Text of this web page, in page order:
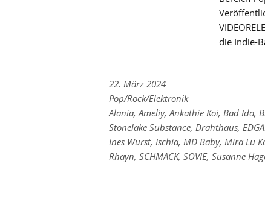
die Indie-
22. März 2024
Links
zu
den
Kategorien
Pop/Rock/Elektronik
Links
zu
den
Tags
Alania,Ameliy,Ankathie Koi, Bad Ida,
Stonelake Substance, Drahthaus,
Ines Wurst, Ischia, MD Baby, Mira Lu
Rhayn, SCHMACK, SOVIE, Susanne